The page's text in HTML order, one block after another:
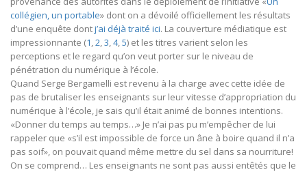
collégien, un portable» dont on a dévoilé officiellement les résultats
d’une enquête dontj’ai déjà traité ici. La couverture médiatique est
impressionnante (1,2,3,4,5) et les titres varient selon les
perceptions et le regard qu’on veut porter sur le niveau de
pénétration du numérique à l’école.
Quand Serge Bergamelli est revenu à la charge avec cette idée de
pas de brutaliser les enseignants sur leur vitesse d’appropriation du
numérique à l’école, je sais qu’il était animé de bonnes intentions.
«Donner du temps au temps…» Je n’ai pas pu m’empêcher de lui
rappeler que «s’il est impossible de force un âne à boire quand il n’a
pas soif», on pouvait quand même mettre du sel dans sa nourriture!
On se comprend… Les enseignants ne sont pas aussi entêtés que le